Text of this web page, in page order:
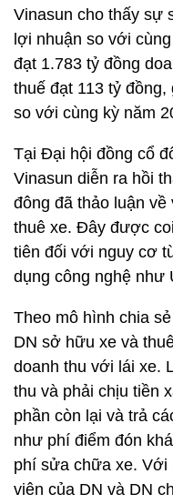
Vinasun cho thấy sự
lợi nhuận so với
đạt 1.783 tỷ đồng
thuế đạt 113 tỷ
so với cùng kỳ năm
Tại Đại hội đồng cổ
Vinasun diễn ra hồi
đông đã thảo luận
thuê xe. Đây được
tiên đối với nguy cơ
dụng công nghệ như
Theo mô hình chia
DN sở hữu xe và
doanh thu với lái xe.
thu và phải chịu tiền
phần còn lại và trả
như phí điểm đón
phí sửa chữa xe. Với
viên của DN và DN